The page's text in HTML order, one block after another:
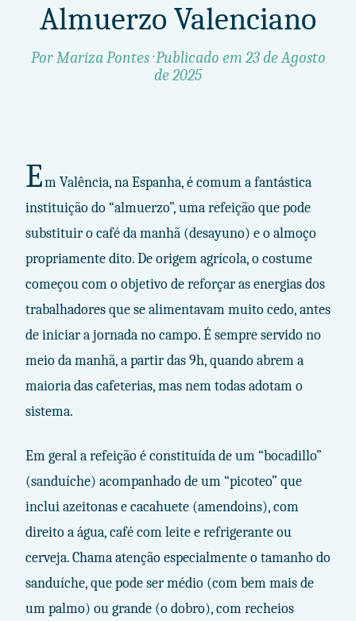
Almuerzo Valenciano
Por Mariza Pontes · Publicado em 23 de Agosto
de 2025
Em Valência, na Espanha, é comum a fantástica
instituição do “almuerzo”, uma refeição que pode
substituir o café da manhã (desayuno) e o almoço
propriamente dito. De origem agrícola, o costume
começou com o objetivo de reforçar as energias dos
trabalhadores que se alimentavam muito cedo, antes
de iniciar a jornada no campo. É sempre servido no
meio da manhã, a partir das 9h, quando abrem a
maioria das cafeterias, mas nem todas adotam o
sistema.
Em geral a refeição é constituída de um “bocadillo”
(sanduíche) acompanhado de um “picoteo” que
inclui azeitonas e cacahuete (amendoins), com
direito a água, café com leite e refrigerante ou
cerveja. Chama atenção especialmente o tamanho do
sanduíche, que pode ser médio (com bem mais de
um palmo) ou grande (o dobro), com recheios